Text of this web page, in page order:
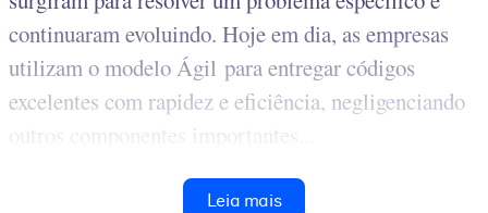
continuaram evoluindo. Hoje em dia, as empresas
utilizam o modelo Ágil para entregar códigos
excelentes com rapidez e eficiência, negligenciando
outros componentes importantes...
Leia mais